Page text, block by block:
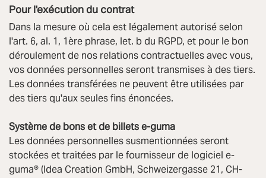
Pour l'exécution du contrat
Dans la mesure où cela est légalement autorisé selon
l'art. 6, al. 1, 1ère phrase, let. b du RGPD, et pour le bon
déroulement de nos relations contractuelles avec vous,
vos données personnelles seront transmises à des tiers.
Les données transférées ne peuvent être utilisées par
des tiers qu'aux seules fins énoncées.
Système de bons et de billets e-guma
Les données personnelles susmentionnées seront
stockées et traitées par le fournisseur de logiciel e-
guma® (Idea Creation GmbH, Schweizergasse 21, CH-